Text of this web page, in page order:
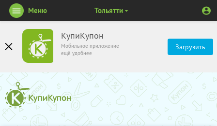
КупиКупон
Мобильное приложение
ещё удобнее
Загрузить
Меню Тольятти